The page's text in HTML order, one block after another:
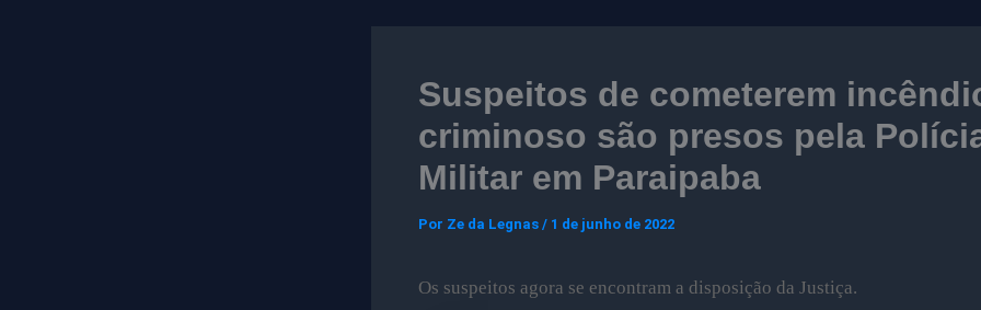
Suspeitos de cometerem
criminoso são presos pela
Militar em Paraipaba
Por Ze da Legnas / 1 de junho de 2022
Os suspeitos agora se encontram a disposição da Justiça.